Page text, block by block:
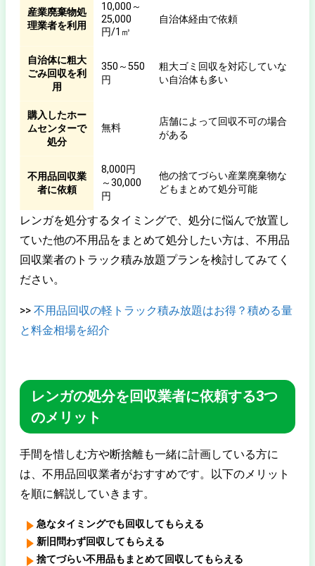
産業廃棄物処
理業者を利用
10,000～
25,000
円/1㎥
自治体経由で依頼
自治体に粗大
ごみ回収を利
用
350～550
円
粗大ゴミ回収を対応していな
い自治体も多い
購入したホー
ムセンターで
処分
無料
店舗によって回収不可の場合
がある
不用品回収業
者に依頼
8,000円
～30,000
円
他の捨てづらい産業廃棄物な
どもまとめて処分可能
レンガを処分するタイミングで、処分に悩んで放置し
ていた他の不用品をまとめて処分したい方は、不用品
回収業者のトラック積み放題プランを検討してみてく
ださい。
>> 不用品回収の軽トラック積み放題はお得？積める量
と料金相場を紹介
レンガの処分を回収業者に依頼する3つ
のメリット
手間を惜しむ方や断捨離も一緒に計画している方に
は、不用品回収業者がおすすめです。以下のメリット
を順に解説していきます。
急なタイミングでも回収してもらえる
新旧問わず回収してもらえる
捨てづらい不用品もまとめて回収してもらえる